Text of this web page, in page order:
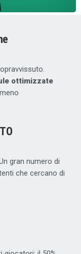
ottimizzate
gran numero di
che cercano di